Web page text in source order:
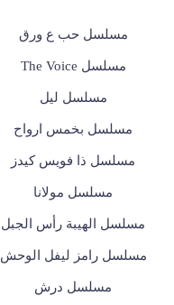
مسلسل حب ع ورق
مسلسل The Voice
مسلسل ليل
مسلسل بخمس ارواح
مسلسل ذا فويس كيدز
مسلسل مولانا
مسلسل الهيبة رأس الجبل
مسلسل رامز ليفل الوحش
مسلسل درش